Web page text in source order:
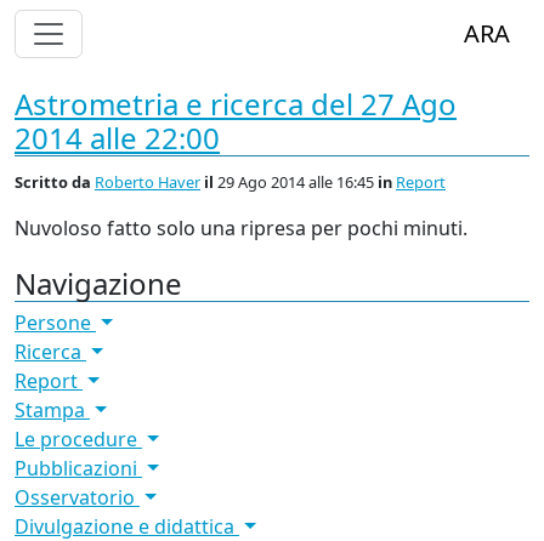
Alterna Visualizzazione Menù ARA
Astrometria e ricerca del 27 Ago
2014 alle 22:00
Scrittoda Roberto Haver il 29 Ago 2014 alle 16:45 in Report
Nuvoloso fatto solo una ripresa per pochi minuti.
Navigazione
Persone
Ricerca
Report
Stampa
Le procedure
Pubblicazioni
Osservatorio
Divulgazione e didattica